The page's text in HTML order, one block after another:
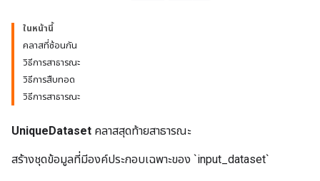
ในหน้านี้
คลาสที่ซ้อนกัน
วิธีการสาธารณะ
วิธีการสืบทอด
วิธีการสาธารณะ
UniqueDataset คลาสสุดท้ายสาธารณะ
สร้างชุดข้อมูลที่มีองค์ประกอบเฉพาะของ `input_dataset`